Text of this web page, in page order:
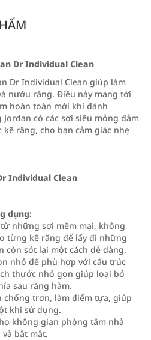
Dr Individual Clean
Dr Individual Clean giúp làm
nướu răng. Điều này mang tới
hoàn toàn mới khi đánh
Jordan có các sợi siêu mỏng đảm
kẽ răng, cho bạn cảm giác nhẹ
dụng:
những sợi mềm mại, không
từng kẽ răng để lấy đi những
còn sót lại một cách dễ dàng.
nhỏ để phù hợp với cấu trúc
thước nhỏ gọn giúp loại bỏ
sau răng hàm.
chống trơn, làm điểm tựa, giúp
khi sử dụng.
không gian phòng tắm nhà
bắt mắt.